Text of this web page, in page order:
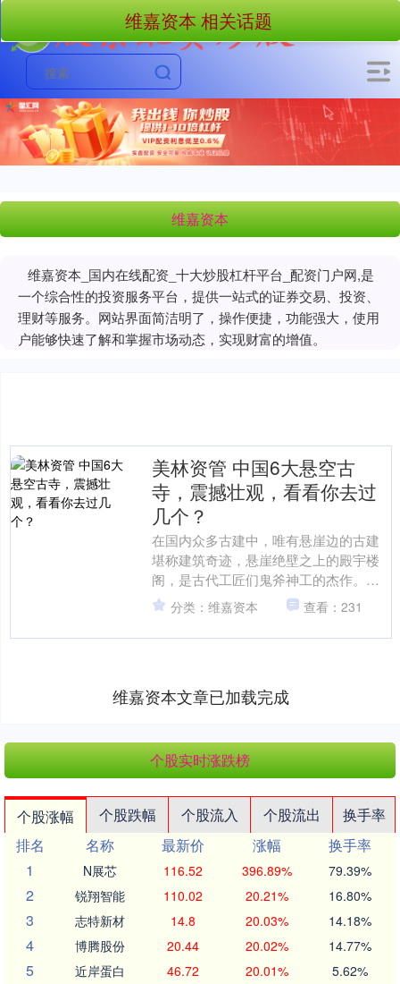
维嘉资本
维嘉资本_国内在线配资_十大炒股杠杆平台_配资门户网,是
一个综合性的投资服务平台，提供一站式的证券交易、投资、
理财等服务。网站界面简洁明了，操作便捷，功能强大，使用
户能够快速了解和掌握市场动态，实现财富的增值。
维嘉资本 相关话题
美林资管 中国6大悬空古
寺，震撼壮观，看看你去过
几个？
在国内众多古建中，唯有悬崖边的古建
堪称建筑奇迹，悬崖绝壁之上的殿宇楼
阁，是古代工匠们鬼斧神工的杰作。漫
漫历史长河中也留下了众多悬空古寺，
凭险而居，与世独立美林资....
分类：维嘉资本 查看：231
维嘉资本文章已加载完成
个股实时涨跌榜
个股涨幅 个股跌幅 个股流入 个股流出
换手率
排名
名称 最新价 涨幅
换手率
1
N展芯 116.52 396.89% 79.39%
2 锐翔智能 110.02 20.21% 16.80%
3 志特新材 14.8 20.03% 14.18%
4 博腾股份 20.44 20.02% 14.77%
5 近岸蛋白 46.72 20.01% 5.62%